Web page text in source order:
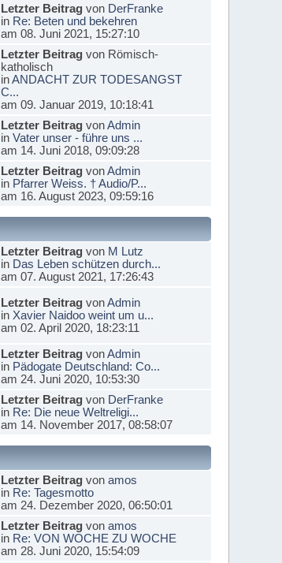
Letzter Beitragvon DerFranke
in Re: Beten und bekehren
am 08. Juni 2021, 15:27:10
Letzter Beitragvon Römisch-
katholisch
inANDACHT ZUR TODESANGST
C...
am 09. Januar 2019, 10:18:41
Letzter BeitragvonAdmin
in Vater unser - führe uns ...
am 14. Juni 2018, 09:09:28
Letzter BeitragvonAdmin
in Pfarrer Weiss. † Audio/P...
am 16. August 2023, 09:59:16
Letzter Beitragvon M Lutz
in Das Leben schützen durch...
am 07. August 2021, 17:26:43
Letzter BeitragvonAdmin
in Xavier Naidoo weint um u...
am 02. April 2020, 18:23:11
Letzter BeitragvonAdmin
in Pädogate Deutschland: Co...
am 24. Juni 2020, 10:53:30
Letzter Beitragvon DerFranke
in Re: Die neue Weltreligi...
am 14. November 2017, 08:58:07
Letzter Beitragvon amos
in Re: Tagesmotto
am 24. Dezember 2020, 06:50:01
Letzter Beitragvon amos
in Re: VON WOCHE ZU WOCHE
am 28. Juni 2020, 15:54:09